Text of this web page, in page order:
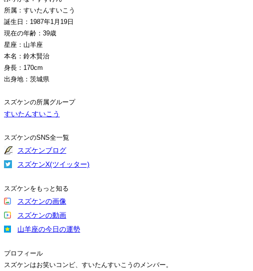
所属：すいたんすいこう
誕生日：1987年1月19日
現在の年齢：39歳
星座：山羊座
本名：鈴木賢治
身長：170cm
出身地：茨城県
スズケンの所属グループ
すいたんすいこう
スズケンのSNS全一覧
スズケンブログ
スズケンX(ツイッター)
スズケンをもっと知る
スズケンの画像
スズケンの動画
山羊座の今日の運勢
プロフィール
スズケンはお笑いコンビ、すいたんすいこうのメンバー。